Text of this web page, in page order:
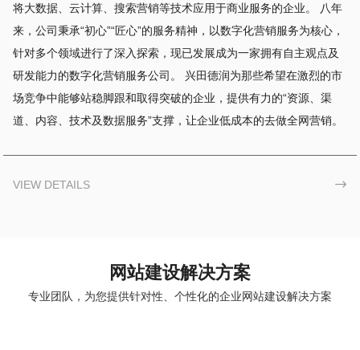
将大数据、云计算、搜索营销等技术应用于商业服务的企业。 八年
来，公司秉承“初心”“匠心”的服务精神，以数字化营销服务为核心，
针对多个领域进行了深入探索，现已发展成为一家拥有自主观点及
研发能力的数字化营销服务公司。 兴田德润为那些希望在激烈的市
场竞争中能够站稳脚跟和取得突破的企业，提供有力的“资源、渠
道、内容、技术及数据服务”支撑，让企业低成本的去做全网营销。
VIEW DETAILS 
网站建设解决方案
专业团队，为您提供针对性、个性化的企业网站建设解决方案